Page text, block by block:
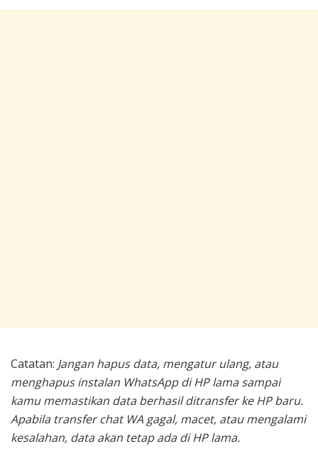
Catatan: Jangan hapus data, mengatur ulang, atau
menghapus instalan WhatsApp di HP lama sampai
kamu memastikan data berhasil ditransfer ke HP baru.
Apabila transfer chat WA gagal, macet, atau mengalami
kesalahan, data akan tetap ada di HP lama.